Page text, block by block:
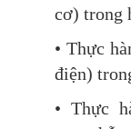
cơ) trong
• Thực
điện)
• Thực